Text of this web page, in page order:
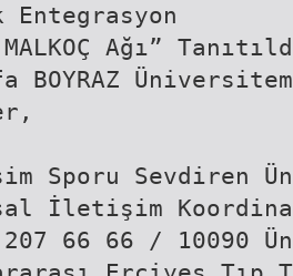
Entegrasyon
Ağı”
BOYRAZ
Sporu Sevdiren
İletişim
66 66 / 10090